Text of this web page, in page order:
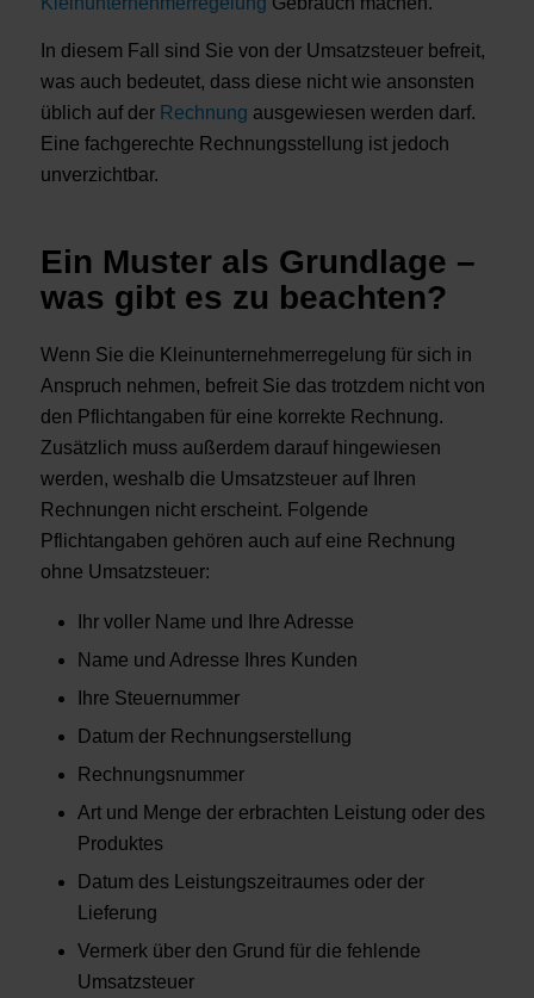
In diesem Fall sind Sie von der Umsatzsteuer befreit,
was auch bedeutet, dass diese nicht wie ansonsten
üblich auf derRechnung ausgewiesen werden darf.
Eine fachgerechte Rechnungsstellung ist jedoch
unverzichtbar.
Ein Muster als Grundlage –
was gibt es zu beachten?
Wenn Sie die Kleinunternehmerregelung für sich in
Anspruch nehmen, befreit Sie das trotzdem nicht von
den Pflichtangaben für eine korrekte Rechnung.
Zusätzlich muss außerdem darauf hingewiesen
werden, weshalb die Umsatzsteuer auf Ihren
Rechnungen nicht erscheint. Folgende
Pflichtangaben gehören auch auf eine Rechnung
ohne Umsatzsteuer:
Ihr voller Name und Ihre Adresse
Name und Adresse Ihres Kunden
Ihre Steuernummer
Datum der Rechnungserstellung
Rechnungsnummer
Art und Menge der erbrachten Leistung oder des
Produktes
Datum des Leistungszeitraumes oder der
Lieferung
Vermerk über den Grund für die fehlende
Umsatzsteuer